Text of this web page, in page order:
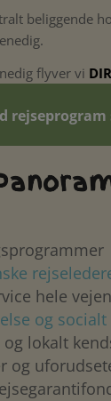
beliggende
flyver vi
rejseprogram
hele vejen
og socialt
og lokalt
og